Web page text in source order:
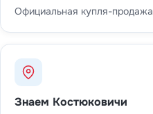
Официальная купля-продажа
Знаем Костюковичи